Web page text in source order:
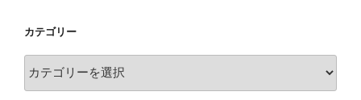
カテゴリー
テ